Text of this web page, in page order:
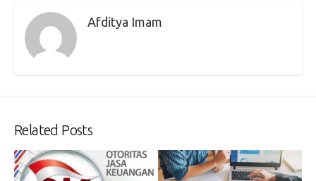
Afditya Imam
Related Posts